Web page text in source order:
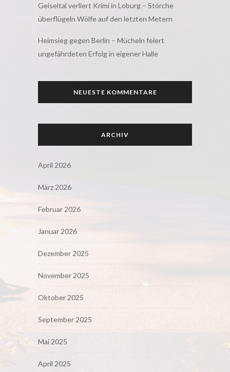
Geiseltal verliert Krimi in Loburg – Störche
überflügeln Wölfe auf den letzten Metern
Heimsieg gegen Berlin – Mücheln feiert
ungefährdeten Erfolg in eigener Halle
NEUESTE KOMMENTARE
ARCHIV
April 2026
März 2026
Februar 2026
Januar 2026
Dezember 2025
November 2025
Oktober 2025
September 2025
Mai 2025
April 2025